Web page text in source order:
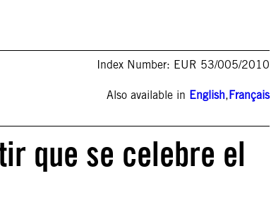
Index Number: EUR 53/005/2010
Also available in English,Français
que se celebre el